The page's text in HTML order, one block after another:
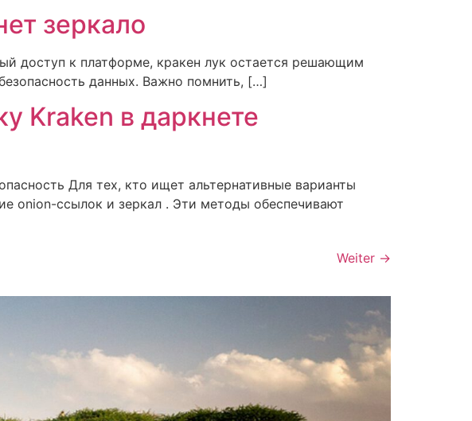
зеркало
доступ к платформе, кракен лук остается решающим
данных. Важно помнить, […]
Kraken в даркнете
Для тех, кто ищет альтернативные варианты
onion-ссылок и зеркал . Эти методы обеспечивают
Weiter →